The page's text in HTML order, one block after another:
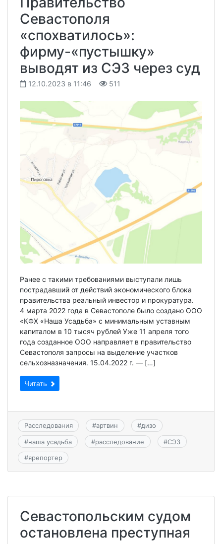
Севастополя
«спохватилось»:
фирму-«пустышку»
выводят из СЭЗ через суд
12.10.2023 в 11:46 511
Ранее с такими требованиями выступали лишь
пострадавший от действий экономического блока
правительства реальный инвестор и прокуратура.
4 марта 2022 года в Севастополе было создано ООО
«КФХ «Наша Усадьба» с минимальным уставным
капиталом в 10 тысяч рублей Уже 11 апреля того
года созданное ООО направляет в правительство
Севастополя запросы на выделение участков
сельхозназначения. 15.04.2022 г. — […]
Читать
Расследования #артвин #дизо
#наша усадьба #расследование #СЭЗ
#ярепортер
Севастопольским судом
остановлена преступная